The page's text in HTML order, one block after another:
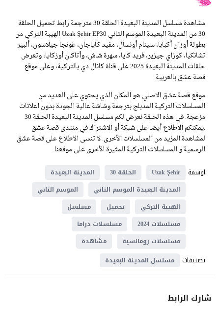
مشاهدة مسلسل المدينة البعيدة الحلقة 30 مترجمة رابط تحميل الحلقة
30 من المدينة البعيدة الموسم الثاني Uzak Şehir EP30 الهيبة التركي من
بطولة أوزان أكبابا، سينام أونسال، مفيد كاياجان، غونجا جيلاسون، ألبير
تشانكيا، كوزاي جيزير، فريد كايا، سهرة شاش، وأتاكان أوزكايا، وتعرض
حلقات المدينة البعيدة 2025 على قناة كانال دي بالتركية، وعلى موقع
قصة عشق بالعربية.
موقع قصة عشق الاصلي هو المكان الذي يحتوي على العديد من
المسلسلات التركية المدبلج بترجمة وشاشة عالية الجودة بدون اعلانات
مزعجة. في هذه الحلقة نعرض لكم مسلسل المدينة البعيدة الحلقة 30
.يمكنكم الاطلاع أيضا على شبكة أو الاشتراك في منتدى قصة عشق
لمشاهدة المزيد من المسلسلات الأخرى. لا تنسى الاطلاع على قصة عشق
الرسمية و المسلسلات التركية المثيرة الأخرى على موقعنا.
اوسمة
Uzak Şehir الحلقة 30
المدينة البعيدة
المدينة البعيدة الموسم الثاني
الموسم الثاني
الهيبة التركي
تحميل
مسلسل
مسلسلات 2024
مسلسلات دراما
مسلسلات رومانسية
مشاهدة
تصنيفات مسلسل المدينة البعيدة
شارك الرابط